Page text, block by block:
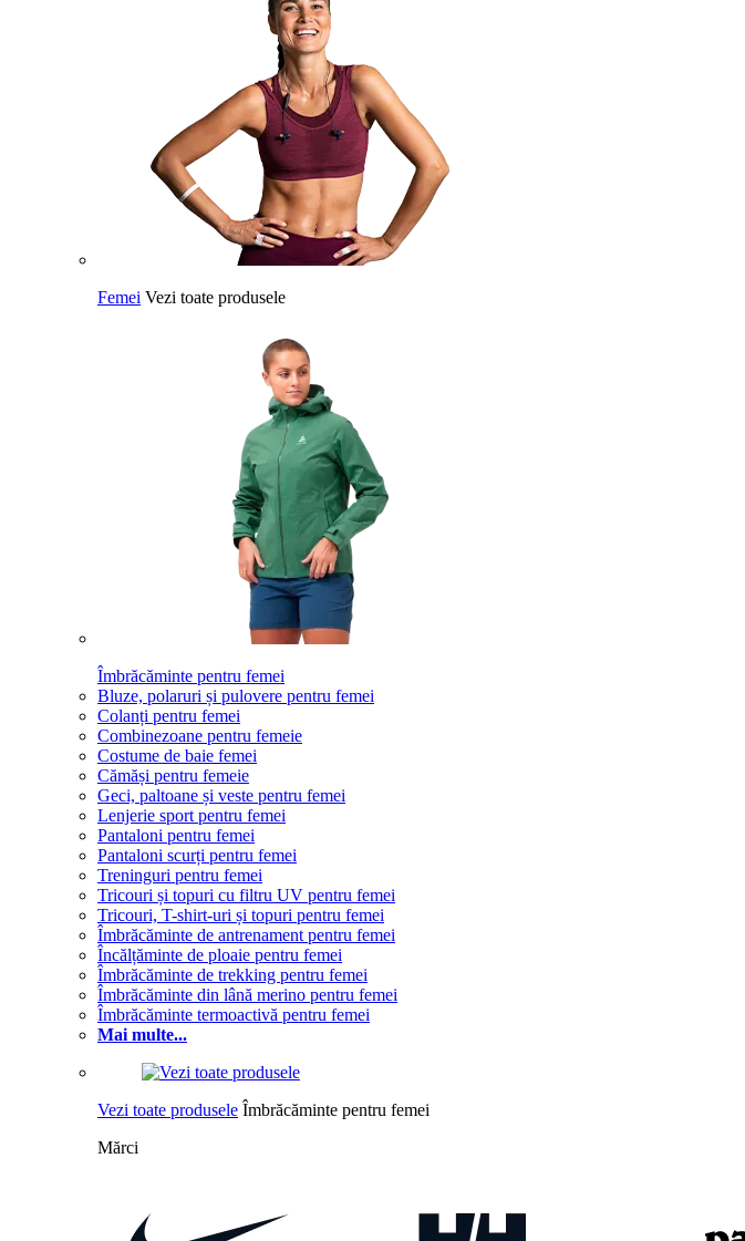
Femei Vezi toate produsele
Îmbrăcăminte pentru femei
Bluze, polaruri și pulovere pentru femei
Colanți pentru femei
Combinezoane pentru femeie
Costume de baie femei
Cămăși pentru femeie
Geci, paltoane și veste pentru femei
Lenjerie sport pentru femei
Pantaloni pentru femei
Pantaloni scurți pentru femei
Treninguri pentru femei
Tricouri și topuri cu filtru UV pentru femei
Tricouri, T-shirt-uri și topuri pentru femei
Îmbrăcăminte de antrenament pentru femei
Încălțăminte de ploaie pentru femei
Îmbrăcăminte de trekking pentru femei
Îmbrăcăminte din lână merino pentru femei
Îmbrăcăminte termoactivă pentru femei
Mai multe...
Vezi toate produsele Îmbrăcăminte pentru femei
Mărci